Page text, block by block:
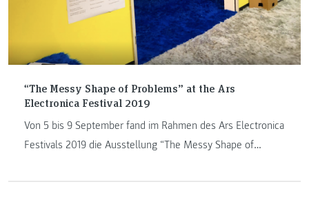
“The Messy Shape of Problems” at the Ars
Electronica Festival 2019
Von 5 bis 9 September fand im Rahmen des Ars Electronica
Festivals 2019 die Ausstellung “The Messy Shape of